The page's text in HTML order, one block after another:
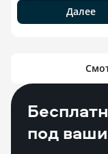
Далее
под